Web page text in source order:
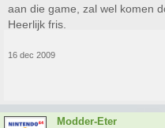
aan die game, zal wel komen
Heerlijk fris.
16 dec 2009
Modder-Eter